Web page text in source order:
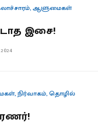
,ஆளுமைகள்
இசை!
,நிர்வாகம்,தொழில்